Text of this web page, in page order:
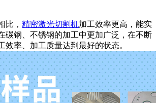
比， 精密激光切割机加工效率更高，能实
碳钢、 不锈钢的加工中更加广泛，在不断
效率、加工质量达到最好的状态。